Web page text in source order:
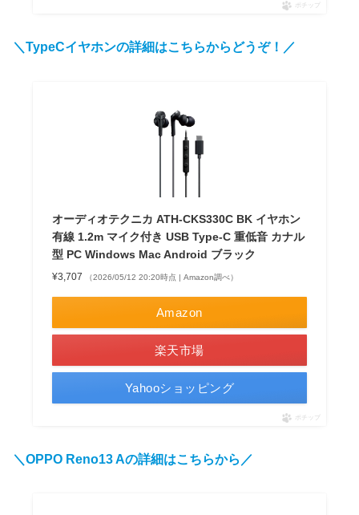
ポチップ
＼TypeCイヤホンの詳細はこちらからどうぞ！／
オーディオテクニカ ATH-CKS330C BK イヤホン
有線 1.2m マイク付き USB Type-C 重低音 カナル
型 PC Windows Mac Android ブラック
¥3,707 （2026/05/12 20:20時点 | Amazon調べ）
Amazon
楽天市場
Yahooショッピング
ポチップ
＼OPPO Reno13 Aの詳細はこちらから／